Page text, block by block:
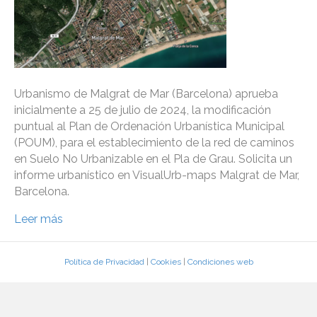
Urbanismo de Malgrat de Mar (Barcelona) aprueba
inicialmente a 25 de julio de 2024, la modificación
puntual al Plan de Ordenación Urbanística Municipal
(POUM), para el establecimiento de la red de caminos
en Suelo No Urbanizable en el Pla de Grau. Solicita un
informe urbanístico en VisualUrb-maps Malgrat de Mar,
Barcelona.
Leer más
Política de Privacidad| Cookies| Condiciones web